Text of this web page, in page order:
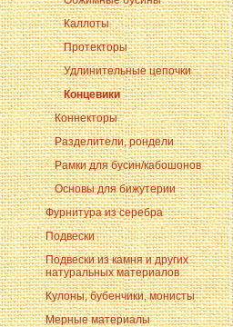
Каллоты
Протекторы
Удлинительные цепочки
Концевики
Коннекторы
Разделители, рондели
Рамки для бусин/кабошонов
Основы для бижутерии
Фурнитура из серебра
Подвески
Подвески из камня и других
натуральных материалов
Кулоны, бубенчики, монисты
Мерные материалы